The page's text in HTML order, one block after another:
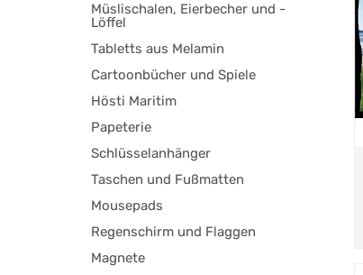
Müslischalen, Eierbecher und -
Löffel
Tabletts aus Melamin
Cartoonbücher und Spiele
Hösti Maritim
Papeterie
Schlüsselanhänger
Taschen und Fußmatten
Mousepads
Regenschirm und Flaggen
Magnete